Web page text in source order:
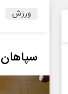
ورزش